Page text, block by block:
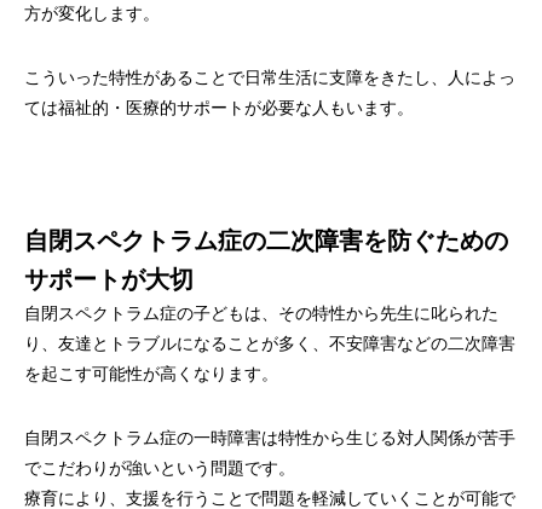
方が変化します。
こういった特性があることで日常生活に支障をきたし、人によっ
ては福祉的・医療的サポートが必要な人もいます。
自閉スペクトラム症の二次障害を防ぐための
サポートが大切
自閉スペクトラム症の子どもは、その特性から先生に叱られた
り、友達とトラブルになることが多く、不安障害などの二次障害
を起こす可能性が高くなります。
自閉スペクトラム症の一時障害は特性から生じる対人関係が苦手
でこだわりが強いという問題です。
療育により、支援を行うことで問題を軽減していくことが可能で